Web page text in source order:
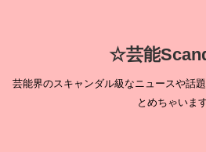
☆芸能
芸能界のスキャンダル級なニュースや話
とめちゃいま